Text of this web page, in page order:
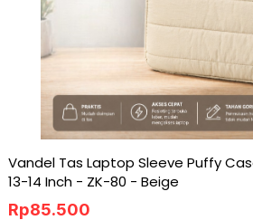
Vandel Tas Laptop Sleeve Puffy
13-14 Inch - ZK-80 - Beige
Rp85.500